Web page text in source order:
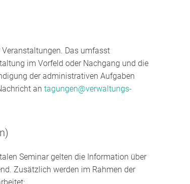
Das umfasst
im Vorfeld oder Nachgang und die
der administrativen Aufgaben
an tagungen@verwaltungs-
Seminar gelten die Information über
Zusätzlich werden im Rahmen der